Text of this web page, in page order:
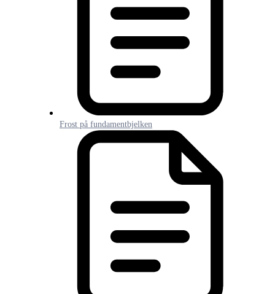
Frost på fundamentbjelken